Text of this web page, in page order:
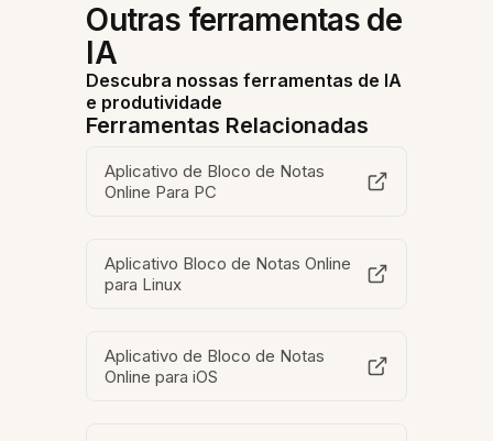
Outras ferramentas de
IA
Descubra nossas ferramentas de IA
e produtividade
Ferramentas Relacionadas
Aplicativo de Bloco de Notas
Online Para PC
Aplicativo Bloco de Notas Online
para Linux
Aplicativo de Bloco de Notas
Online para iOS